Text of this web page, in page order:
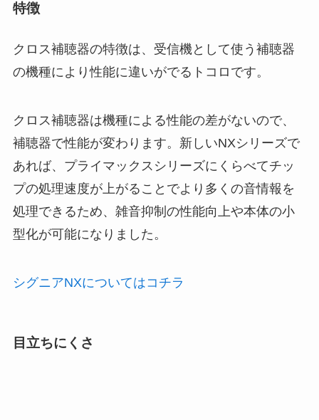
特徴
クロス補聴器の特徴は、受信機として使う補聴器
の機種により性能に違いがでるトコロです。
クロス補聴器は機種による性能の差がないので、
補聴器で性能が変わります。新しいNXシリーズで
あれば、プライマックスシリーズにくらべてチッ
プの処理速度が上がることでより多くの音情報を
処理できるため、雑音抑制の性能向上や本体の小
型化が可能になりました。
シグニアNXについてはコチラ
目立ちにくさ